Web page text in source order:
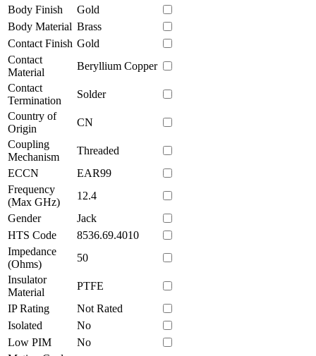
Body Finish
Gold
Body Material Brass
Contact Finish Gold
Contact
Material
Beryllium Copper
Contact
Termination
Solder
Country of
Origin
CN
Coupling
Mechanism
Threaded
ECCN
EAR99
Frequency
(Max GHz)
12.4
Gender
Jack
HTS Code
8536.69.4010
Impedance
(Ohms)
50
Insulator
Material
PTFE
IP Rating
Not Rated
Isolated
No
Low PIM
No